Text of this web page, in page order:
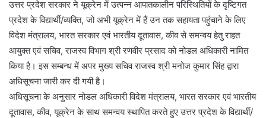
उत्तर प्रदेश सरकार ने यूक्रेन में उत्पन्न आपातकालीन परिस्थितियों के दृष्टिगत
प्रदेश के विद्यार्थी/व्यक्ति, जो अभी यूक्रेन में हैं उन तक सहायता पहुंचाने के लिए
विदेश मंत्रालय, भारत सरकार एवं भारतीय दूतावास, कीव से समन्वय हेतु राहत
आयुक्त एवं सचिव, राजस्व विभाग श्री रणवीर प्रसाद को नोडल अधिकारी नामित
किया है। इस सम्बन्ध में अपर मुख्य सचिव राजस्व श्री मनोज कुमार सिंह द्वारा
अधिसूचना जारी कर दी गयी है।
अधिसूचना के अनुसार नोडल अधिकारी विदेश मंत्रालय, भारत सरकार एवं भारतीय
दूतावास, कीव, यूक्रेन के साथ समन्वय स्थापित करते हुए उत्तर प्रदेश के विद्यार्थी/